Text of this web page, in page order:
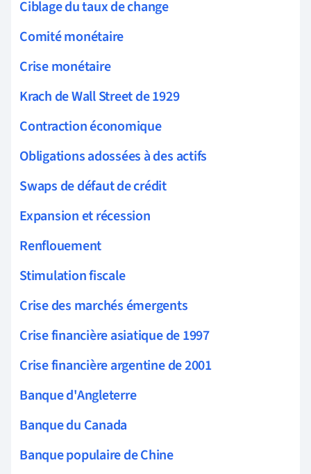
Ciblage du taux de change
Comité monétaire
Crise monétaire
Krach de Wall Street de 1929
Contraction économique
Obligations adossées à des actifs
Swaps de défaut de crédit
Expansion et récession
Renflouement
Stimulation fiscale
Crise des marchés émergents
Crise financière asiatique de 1997
Crise financière argentine de 2001
Banque d'Angleterre
Banque du Canada
Banque populaire de Chine